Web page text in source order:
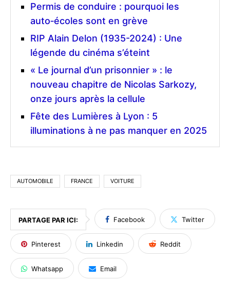
Permis de conduire : pourquoi les
auto‑écoles sont en grève
RIP Alain Delon (1935-2024) : Une
légende du cinéma s’éteint
« Le journal d’un prisonnier » : le
nouveau chapitre de Nicolas Sarkozy,
onze jours après la cellule
Fête des Lumières à Lyon : 5
illuminations à ne pas manquer en 2025
AUTOMOBILE FRANCE VOITURE
PARTAGE PAR ICI: Facebook Twitter
Pinterest Linkedin Reddit
Whatsapp Email